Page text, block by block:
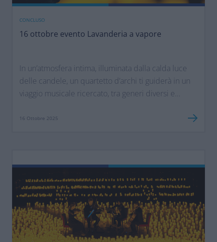
CONCLUSO
16 ottobre evento Lavanderia a vapore
In un’atmosfera intima, illuminata dalla calda luce
delle candele, un quartetto d’archi ti guiderà in un
viaggio musicale ricercato, tra generi diversi e
16 Ottobre 2025